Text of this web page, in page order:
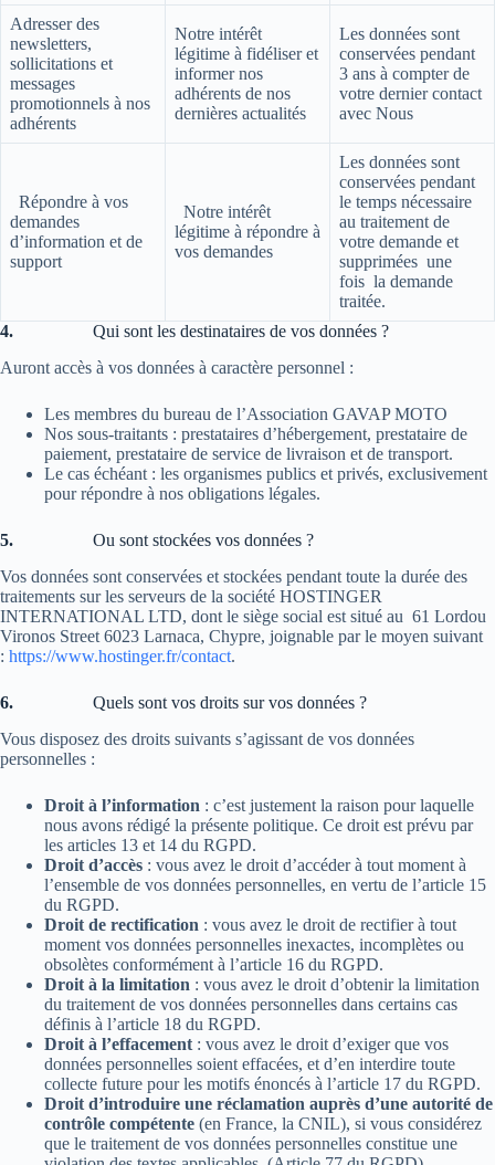
Adresser des
newsletters,
sollicitations et
messages
promotionnels à nos
adhérents
Notre intérêt
légitime à fidéliser et
informer nos
adhérents de nos
dernières actualités
Les données sont
conservées pendant
3 ans à compter de
votre dernier contact
avec Nous
Répondre à vos
demandes
d’information et de
support
Notre intérêt
légitime à répondre à
vos demandes
Les données sont
conservées pendant
le temps nécessaire
au traitement de
votre demande et
supprimées une
fois la demande
traitée.
4. Qui sont les destinataires de vos données ?
Auront accès à vos données à caractère personnel :
Les membres du bureau de l’Association GAVAP MOTO
Nos sous-traitants : prestataires d’hébergement, prestataire de
paiement, prestataire de service de livraison et de transport.
Le cas échéant : les organismes publics et privés, exclusivement
pour répondre à nos obligations légales.
5. Ou sont stockées vos données ?
Vos données sont conservées et stockées pendant toute la durée des
traitements sur les serveurs de la société HOSTINGER
INTERNATIONAL LTD, dont le siège social est situé au 61 Lordou
Vironos Street 6023 Larnaca, Chypre, joignable par le moyen suivant
: https://www.hostinger.fr/contact.
6. Quels sont vos droits sur vos données ?
Vous disposez des droits suivants s’agissant de vos données
personnelles :
Droit à l’information : c’est justement la raison pour laquelle
nous avons rédigé la présente politique. Ce droit est prévu par
les articles 13 et 14 du RGPD.
Droit d’accès : vous avez le droit d’accéder à tout moment à
l’ensemble de vos données personnelles, en vertu de l’article 15
du RGPD.
Droit de rectification : vous avez le droit de rectifier à tout
moment vos données personnelles inexactes, incomplètes ou
obsolètes conformément à l’article 16 du RGPD.
Droit à la limitation : vous avez le droit d’obtenir la limitation
du traitement de vos données personnelles dans certains cas
définis à l’article 18 du RGPD.
Droit à l’effacement : vous avez le droit d’exiger que vos
données personnelles soient effacées, et d’en interdire toute
collecte future pour les motifs énoncés à l’article 17 du RGPD.
Droit d’introduire une réclamation auprès d’une autorité de
contrôle compétente (en France, la CNIL), si vous considérez
que le traitement de vos données personnelles constitue une